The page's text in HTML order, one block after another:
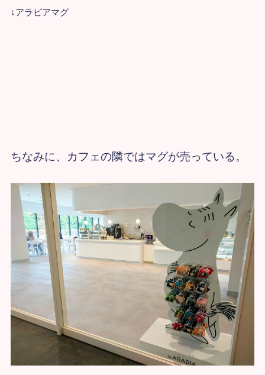
↓アラビアマグ
ちなみに、カフェの隣ではマグが売っている。